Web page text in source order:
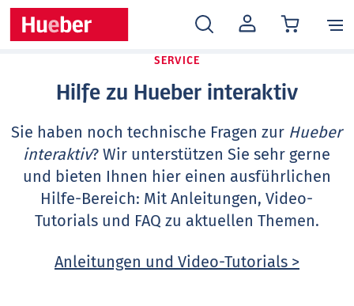
MEIN
KONTO
SERVICE
Hilfe zu Hueber interaktiv
Sie haben noch technische Fragen zur Hueber
interaktiv? Wir unterstützen Sie sehr gerne
und bieten Ihnen hier einen ausführlichen
Hilfe-Bereich: Mit Anleitungen, Video-
Tutorials und FAQ zu aktuellen Themen.
Anleitungen und Video-Tutorials >